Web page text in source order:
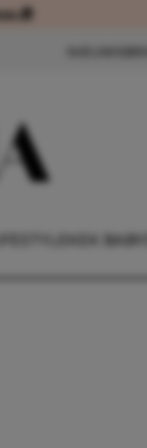
🎁 of met cadeau 🎁